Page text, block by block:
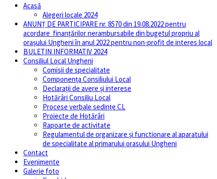
Acasă
Alegeri locale 2024
ANUNȚ DE PARTICIPARE nr. 8570 din 19.08.2022 pentru
acordare finanţărilor nerambursabile din bugetul propriu al
orașului Ungheni în anul 2022 pentru non-profit de interes local
BULETIN INFORMATIV 2024
Consiliul Local Ungheni
Comisii de specialitate
Componența Consiliului Local
Declarații de avere și interese
Hotărâri Consiliu Local
Procese verbale sedințe CL
Proiecte de Hotărâri
Rapoarte de activitate
Regulamentul de organizare și functionare al aparatului
de specialitate al primarului orasului Ungheni
Contact
Evenimente
Galerie foto